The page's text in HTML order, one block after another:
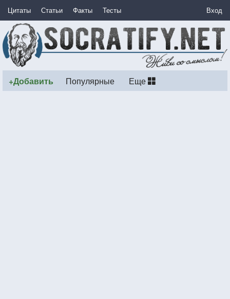
Цитаты Статьи Факты Тесты Вход
+Добавить Популярные Еще